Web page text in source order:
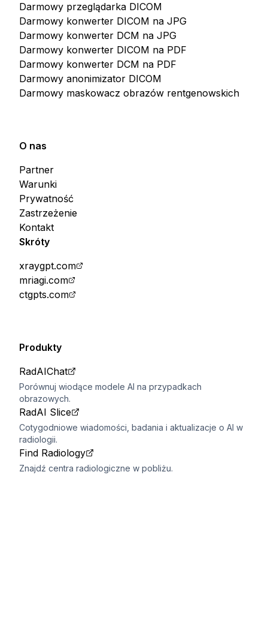
Darmowy przeglądarka DICOM
Darmowy konwerter DICOM na JPG
Darmowy konwerter DCM na JPG
Darmowy konwerter DICOM na PDF
Darmowy konwerter DCM na PDF
Darmowy anonimizator DICOM
Darmowy maskowacz obrazów rentgenowskich
O nas
Partner
Warunki
Prywatność
Zastrzeżenie
Kontakt
Skróty
xraygpt.com
mriagi.com
ctgpts.com
Produkty
RadAIChat
Porównuj wiodące modele AI na przypadkach
obrazowych.
RadAI Slice
Cotygodniowe wiadomości, badania i aktualizacje o AI w
radiologii.
Find Radiology
Znajdź centra radiologiczne w pobliżu.